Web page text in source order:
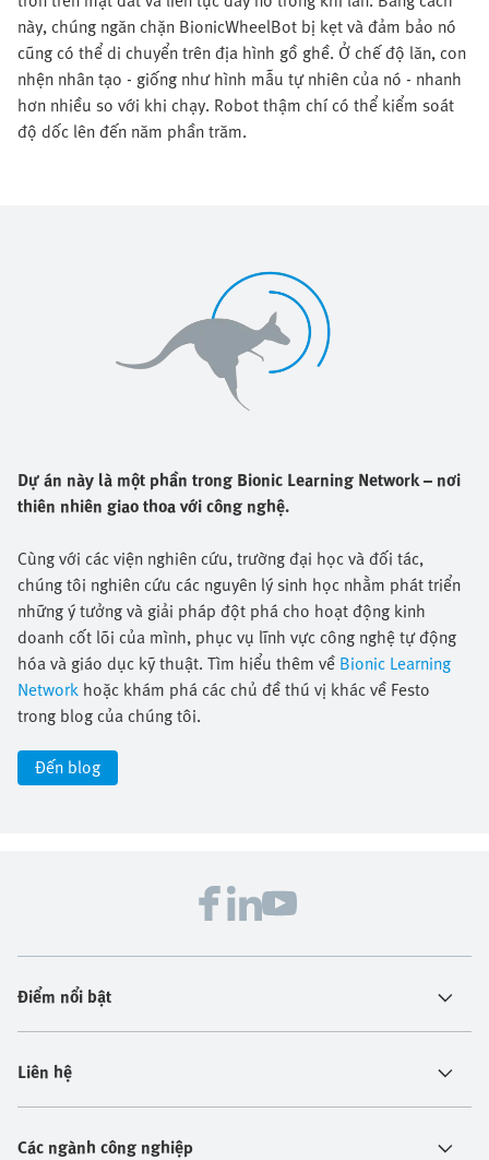
này, chúng ngăn chặn BionicWheelBot bị kẹt và đảm bảo nó
cũng có thể di chuyển trên địa hình gồ ghề. Ở chế độ lăn, con
nhện nhân tạo - giống như hình mẫu tự nhiên của nó - nhanh
hơn nhiều so với khi chạy. Robot thậm chí có thể kiểm soát
độ dốc lên đến năm phần trăm.
Dự án này là một phần trong Bionic Learning Network – nơi
thiên nhiên giao thoa với công nghệ.
Cùng với các viện nghiên cứu, trường đại học và đối tác,
chúng tôi nghiên cứu các nguyên lý sinh học nhằm phát triển
những ý tưởng và giải pháp đột phá cho hoạt động kinh
doanh cốt lõi của mình, phục vụ lĩnh vực công nghệ tự động
hóa và giáo dục kỹ thuật. Tìm hiểu thêm về Bionic Learning
Network hoặc khám phá các chủ đề thú vị khác về Festo
trong blog của chúng tôi.
Đến blog
Điểm nổi bật
Liên hệ
Các ngành công nghiệp